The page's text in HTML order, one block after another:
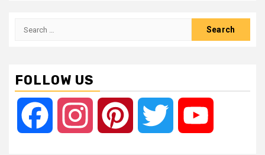
Search
FOLLOW US
Facebook Instagram Pinterest Twitter